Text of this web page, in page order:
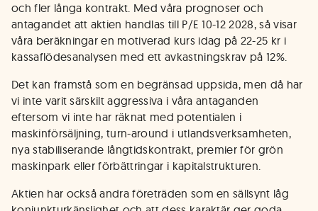
och fler långa kontrakt. Med våra prognoser och
antagandet att aktien handlas till P/E 10-12 2028, så visar
våra beräkningar en motiverad kurs idag på 22-25 kr i
kassaflödesanalysen med ett avkastningskrav på 12%.
Det kan framstå som en begränsad uppsida, men då har
vi inte varit särskilt aggressiva i våra antaganden
eftersom vi inte har räknat med potentialen i
maskinförsäljning, turn-around i utlandsverksamheten,
nya stabiliserande långtidskontrakt, premier för grön
maskinpark eller förbättringar i kapitalstrukturen.
Aktien har också andra företräden som en sällsynt låg